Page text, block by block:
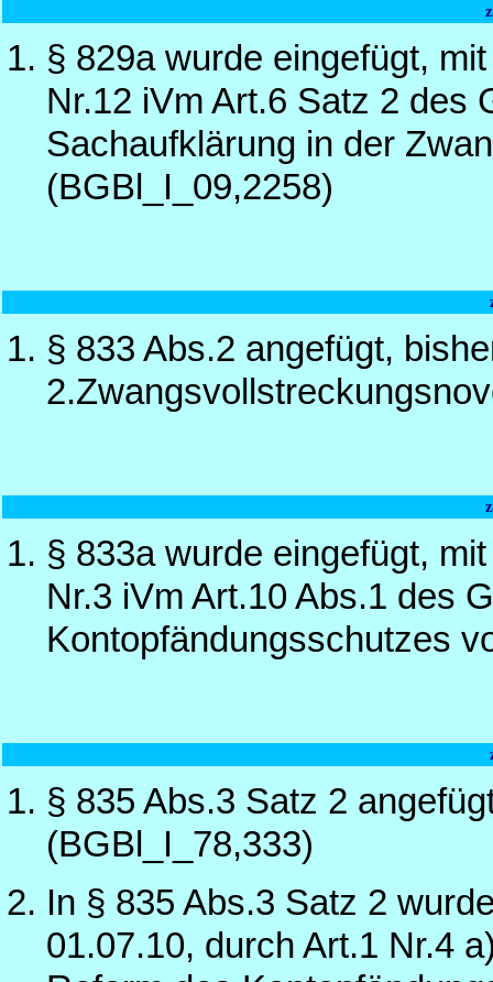
§ 829a wurde eingefügt,
Nr.12 iVm Art.6 Satz 2 des
Sachaufklärung in der
(BGBl_I_09,2258)
§ 833 Abs.2 angefügt,
§ 833a wurde eingefügt,
Nr.3 iVm Art.10 Abs.1 des
Kontopfändungsschutzes
§ 835 Abs.3 Satz 2
(BGBl_I_78,333)
In § 835 Abs.3 Satz 2
01.07.10, durch Art.1 Nr.4